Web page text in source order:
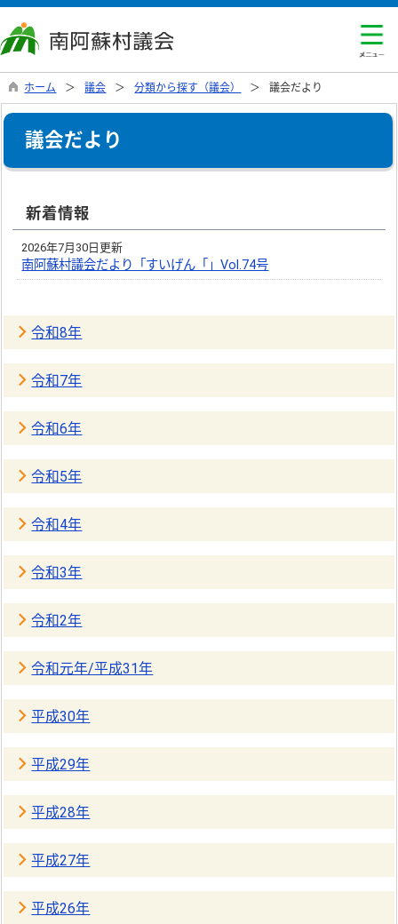
ホーム 議会 分類から探す（議会） 議会だより
議会だより
新着情報
2026年7月30日更新
南阿蘇村議会だより「すいげん「」Vol.74号
令和8年
令和7年
令和6年
令和5年
令和4年
令和3年
令和2年
令和元年/平成31年
平成30年
平成29年
平成28年
平成27年
平成26年